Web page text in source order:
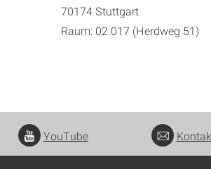
70174Stuttgart
Raum: 02.017 (Herdweg 51)
YouTube